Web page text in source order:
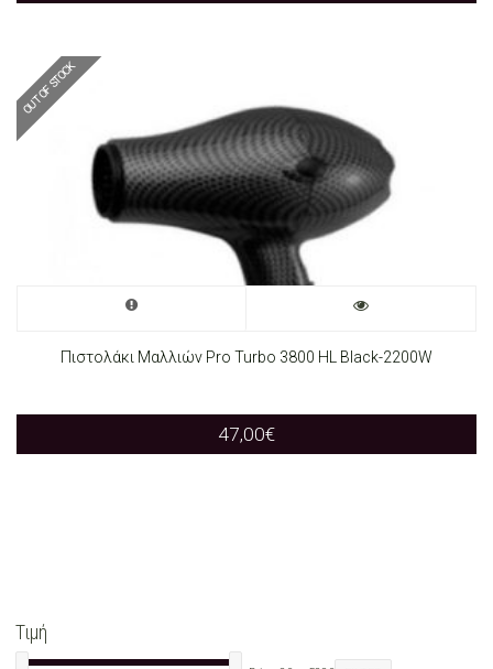
options
may
chosen
page
OUT OF STOCK
Πιστολάκι Μαλλιών Pro Turbo 3800 HL Black-2200W
47,00€
Τιμή